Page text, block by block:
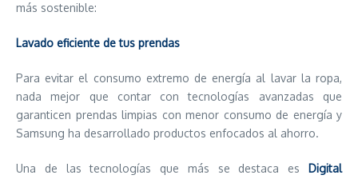
más sostenible:
Lavado eficiente de tus prendas
Para evitar el consumo extremo de energía al lavar la ropa,
nada mejor que contar con tecnologías avanzadas que
garanticen prendas limpias con menor consumo de energía y
Samsung ha desarrollado productos enfocados al ahorro.
Una de las tecnologías que más se destaca es Digital